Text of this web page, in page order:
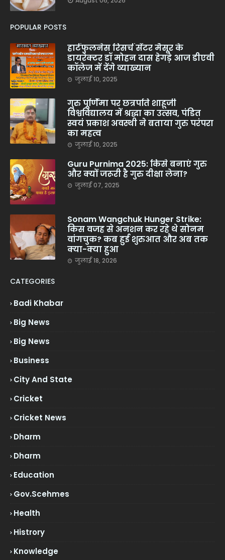
POPULAR POSTS
हार्टफुलनेस रिसर्च सेंटर मैसूर के
डायरेक्टर डॉ मोहन दास हेगड़े आज डीएवी
कॉलेज में देंगे व्याख्यान
जुलाई 10, 2025
गुरु पूर्णिमा पर छत्रपति शाहूजी
विश्वविद्यालय में श्रद्धा का उत्सव, पंडित
स्वयं प्रकाश अवस्थी ने बताया गुरु परंपरा
का महत्व
जुलाई 10, 2025
Guru Purnima 2025: किसे बनाएं गुरु
और क्यों जरूरी है गुरु दीक्षा लेना?
जुलाई 07, 2025
Sonam Wangchuk Hunger Strike:
किस वजह से अनशन कर रहे थे सोनम
वांगचुक? कब हुई शुरुआत और अब तक
क्या-क्या हुआ
जुलाई 18, 2026
CATEGORIES
Badi Khabar
Big News
Big News
Business
City And State
Cricket
Cricket News
Dharm
Dharm
Education
Gov.scehmes
Health
Histrory
Knowledge